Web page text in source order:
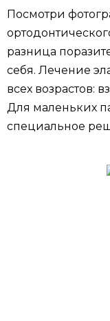
Посмотри
разница
себя. Лечение
всех возрастов:
Для маленьких
специальное